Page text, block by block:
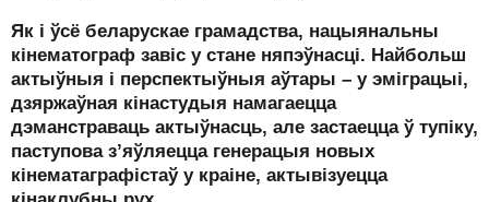
Як і ўсё беларускае грамадства, нацыянальны
кінематограф завіс у стане няпэўнасці. Найбольш
актыўныя і перспектыўныя аўтары – у эміграцыі,
дзяржаўная кінастудыя намагаецца
дэманстраваць актыўнасць, але застаецца ў тупіку,
паступова з’яўляецца генерацыя новых
кінематаграфістаў у краіне, актывізуецца